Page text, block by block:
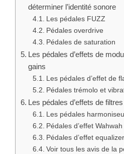
Une pédale de saturation va
déterminer l’identité sonore
Les pédales FUZZ
Pédales overdrive
Pédales de saturation
Les pédales d’effets de
gains
Les pédales d’effet de
Pédales trémolo et
Les pédales d’effets de
Les pédales
Pédales d’effet Wahwah
Pédales d’effet